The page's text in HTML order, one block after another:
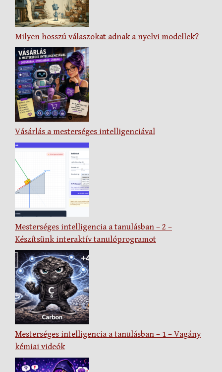
Milyen hosszú válaszokat adnak a nyelvi modellek?
Vásárlás a mesterséges intelligenciával
Mesterséges intelligencia a tanulásban – 2 –
Készítsünk interaktív tanulóprogramot
Mesterséges intelligencia a tanulásban – 1 – Vagány
kémiai videók